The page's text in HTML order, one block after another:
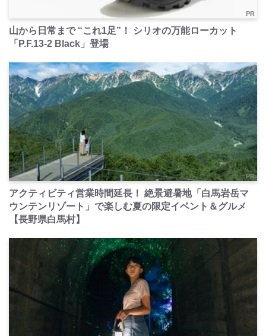
PR
山から日常まで “これ1足”！ シリオの万能ローカット
「P.F.13-2 Black」登場
PR
アクティビティ営業時間延長！ 絶景避暑地「白馬岩岳マ
ウンテンリゾート」で楽しむ夏の限定イベント＆グルメ
【長野県白馬村】